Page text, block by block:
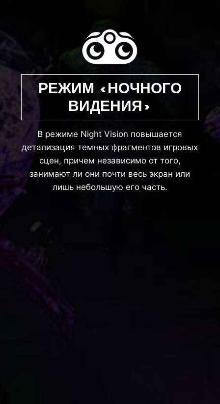
РЕЖИМ «НОЧНОГО
ВИДЕНИЯ»
В режиме Night Vision повышается
детализация темных фрагментов игровых
сцен, причем независимо от того,
занимают ли они почти весь экран или
лишь небольшую его часть.